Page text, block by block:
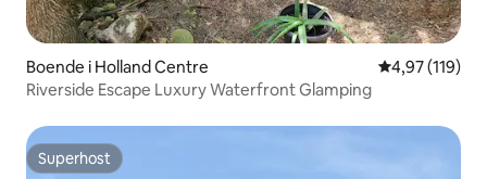
Boende i Holland Centre 4,97 av 5 i
4,97 (119)
Riverside Escape Luxury Waterfront Glamping
Superhost
Superhost